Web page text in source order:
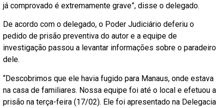
já comprovado é extremamente grave”, disse o delegado.
De acordo com o delegado, o Poder Judiciário deferiu o
pedido de prisão preventiva do autor e a equipe de
investigação passou a levantar informações sobre o paradeiro
dele.
“Descobrimos que ele havia fugido para Manaus, onde estava
na casa de familiares. Nossa equipe foi até o local e efetuou a
prisão na terça-feira (17/02). Ele foi apresentado na Delegacia